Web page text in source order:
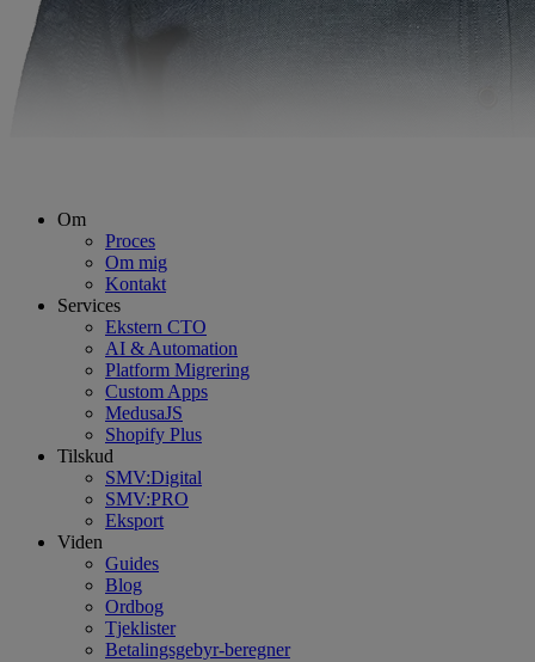
Om
Proces
Om mig
Kontakt
Services
Ekstern CTO
AI & Automation
Platform Migrering
Custom Apps
MedusaJS
Shopify Plus
Tilskud
SMV:Digital
SMV:PRO
Eksport
Viden
Guides
Blog
Ordbog
Tjeklister
Betalingsgebyr-beregner